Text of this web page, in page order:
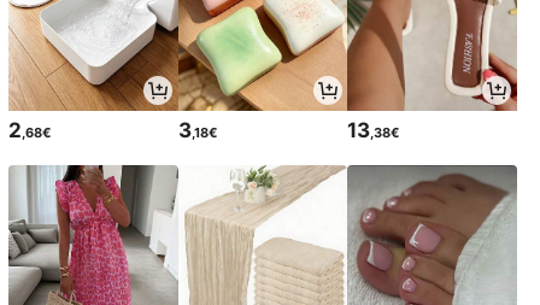
2,68€ 3,18€ 13,38€